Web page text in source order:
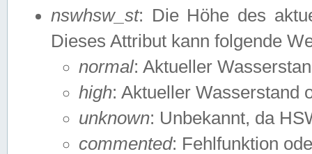
nswhsw_st: Die Höhe des
Dieses Attribut kann folgende
normal: Aktueller
high: Aktueller Wasserstand
unknown: Unbekannt, da
commented: Fehlfunktion